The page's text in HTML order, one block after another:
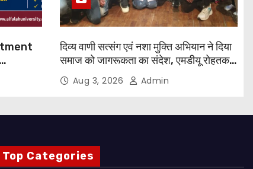
दिव्य वाणी सत्संग एवं नशा मुक्ति अभियान ने दिया
समाज को जागरूकता का संदेश, एमडीयू रोहतक में
हजारों लोगों ने लिया संकल्प
Aug 3, 2026 Admin
Top Categories